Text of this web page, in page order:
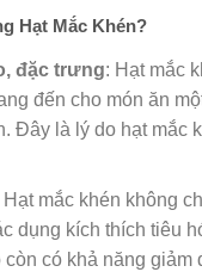
Hạt Mắc Khén?
đặc trưng: Hạt mắc
đến cho món ăn
Đây là lý do hạt mắc
Hạt mắc khén không
dụng kích thích tiêu
còn có khả năng giảm